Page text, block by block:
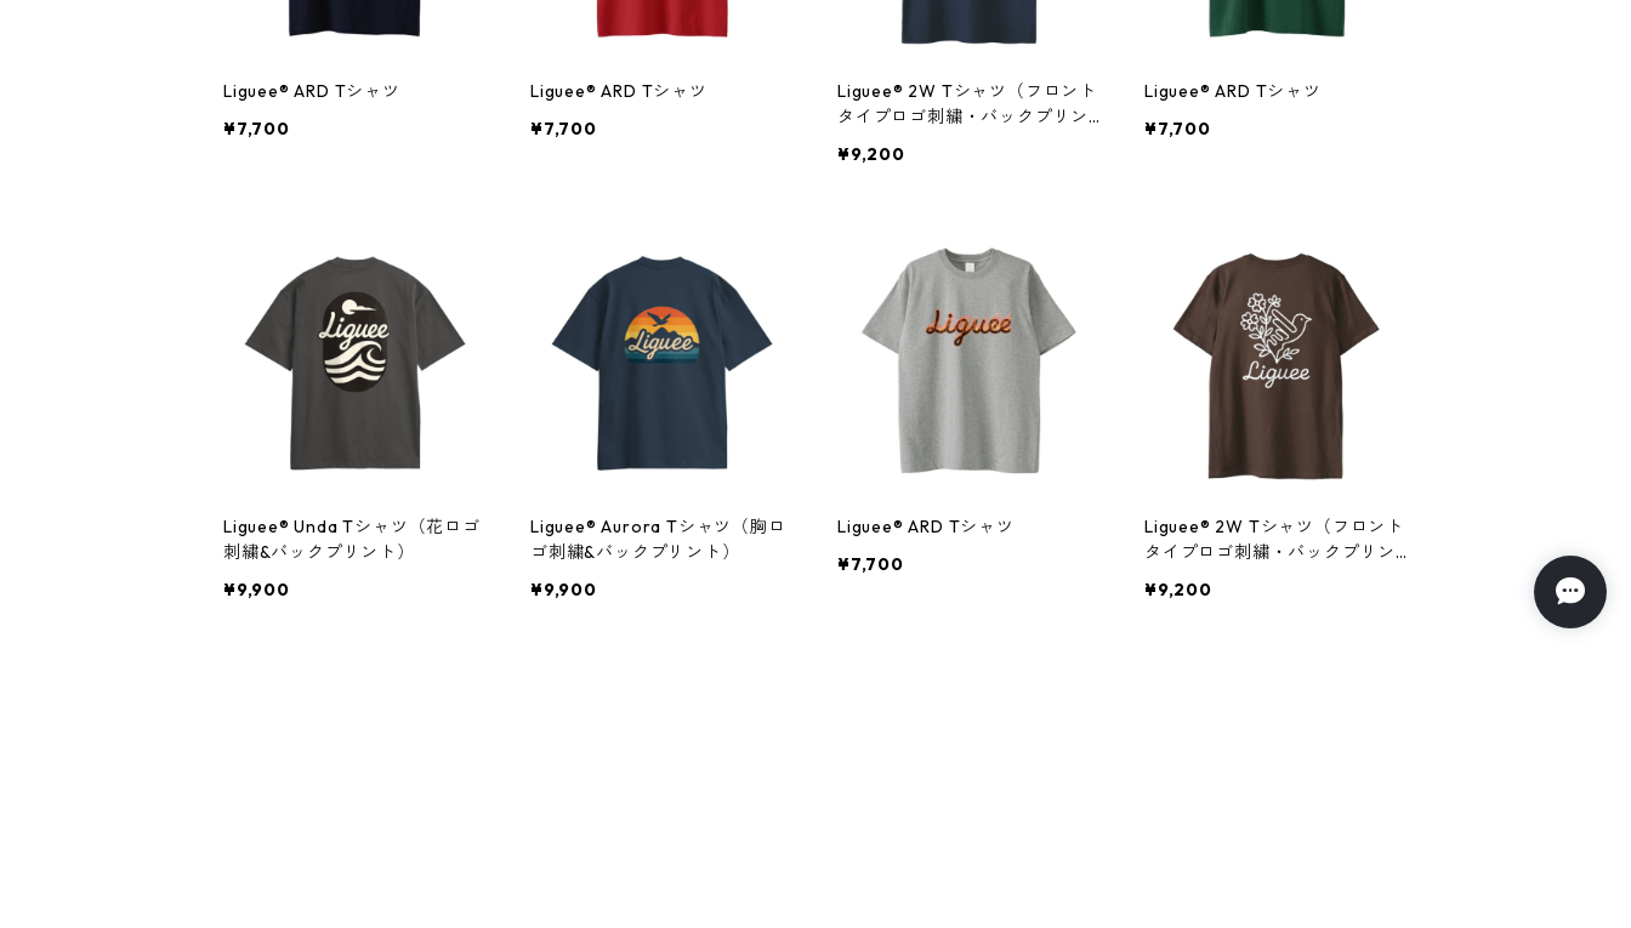
Liguee®️ ARD Tシャツ
¥7,700
Liguee®️ ARD Tシャツ
¥7,700
Liguee®️ 2W Tシャツ（フロント
タイプロゴ刺繍・バックプリン
¥9,200
Liguee®️ ARD Tシャツ
¥7,700
Liguee®️ Unda Tシャツ（花ロゴ
刺繍&バックプリント）
¥9,900
Liguee®️ Aurora Tシャツ（胸ロ
ゴ刺繍&バックプリント）
¥9,900
Liguee®️ ARD Tシャツ
¥7,700
Liguee®️ 2W Tシャツ（フロント
タイプロゴ刺繍・バックプリン
¥9,200